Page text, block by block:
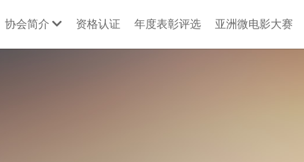
协会简介 资格认证 年度表彰评选 亚洲微电影大赛